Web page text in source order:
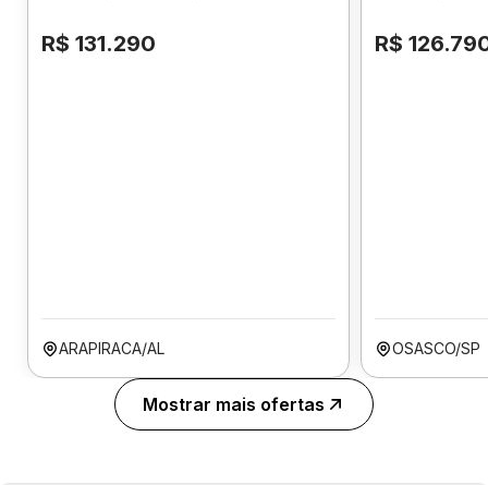
R$ 131.290
ARAPIRACA/AL
R$
OSASCO/SP
Mostrar mais ofertas